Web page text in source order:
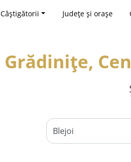
Câștigătorii Județe și orașe
Grădinițe,